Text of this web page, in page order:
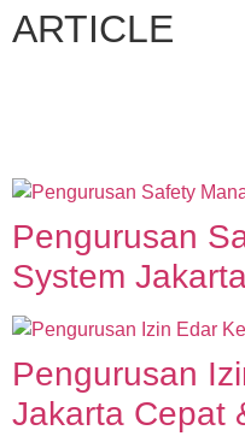
ARTICLE
Pengurusan
System
Pengurusan
Jakarta Cepat